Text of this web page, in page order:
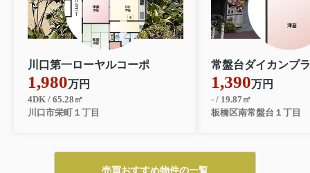
川口第一ローヤルコーポ
1,980万円
4DK / 65.28㎡
川口市栄町１丁目
1,390万円
- / 19.87㎡
板橋区南常盤台１丁目
売買おすすめ物件の一覧